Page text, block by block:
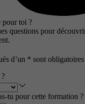
pour toi ?
questions pour
d’un * sont obligatoires
tu pour cette formation ?